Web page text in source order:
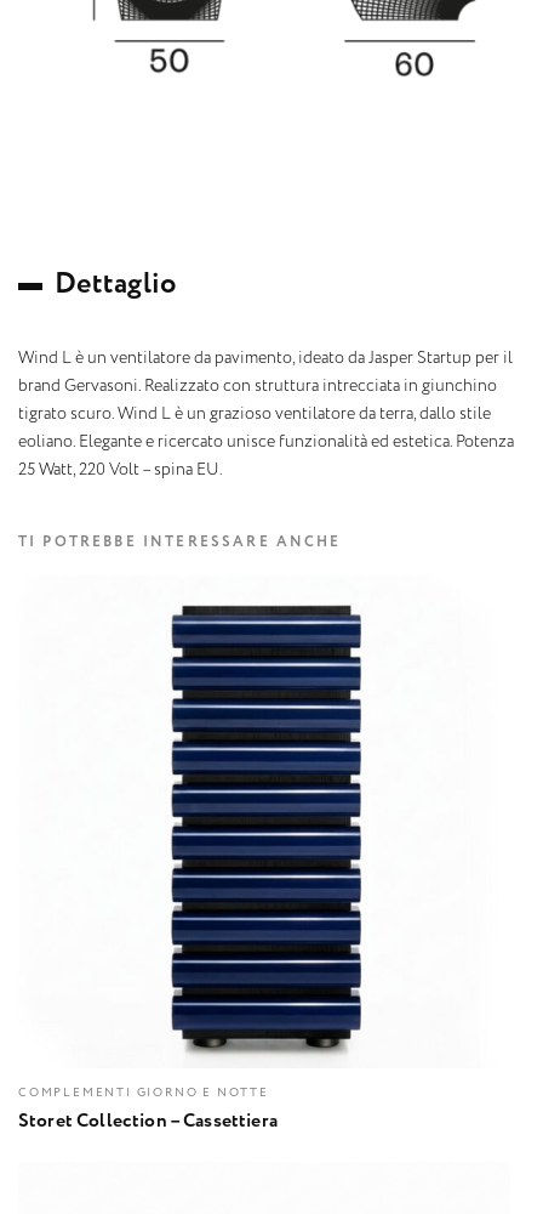
Dettaglio
Wind L è un ventilatore da pavimento, ideato da Jasper Startup per il
brand Gervasoni. Realizzato con struttura intrecciata in giunchino
tigrato scuro. Wind L è un grazioso ventilatore da terra, dallo stile
eoliano. Elegante e ricercato unisce funzionalità ed estetica. Potenza
25 Watt, 220 Volt – spina EU.
TI POTREBBE INTERESSARE ANCHE
COMPLEMENTI GIORNO E NOTTE
Storet Collection – Cassettiera